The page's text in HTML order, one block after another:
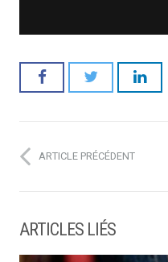
ARTICLE PRÉCÉDENT
ARTICLES LIÉS